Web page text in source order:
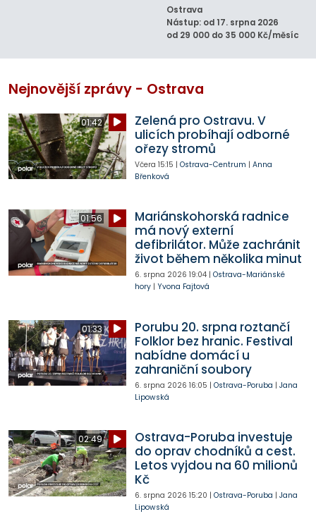
Ostrava
Nástup: od 17. srpna 2026
od 29 000 do 35 000 Kč/měsíc
Nejnovější zprávy - Ostrava
01:42
Zelená pro Ostravu. V
ulicích probíhají odborné
ořezy stromů
Včera 15:15 | Ostrava-Centrum | Anna
Břenková
01:56
Mariánskohorská radnice
má nový externí
defibrilátor. Může zachránit
život během několika minut
6. srpna 2026 19:04| Ostrava-Mariánské
hory| Yvona Fajtová
01:33
Porubu 20. srpna roztančí
Folklor bez hranic. Festival
nabídne domácí u
zahraniční soubory
6. srpna 2026 16:05 | Ostrava-Poruba | Jana
Lipowská
02:49
Ostrava-Poruba investuje
do oprav chodníků a cest.
Letos vyjdou na 60 milionů
Kč
6. srpna 2026 15:20 | Ostrava-Poruba | Jana
Lipowská